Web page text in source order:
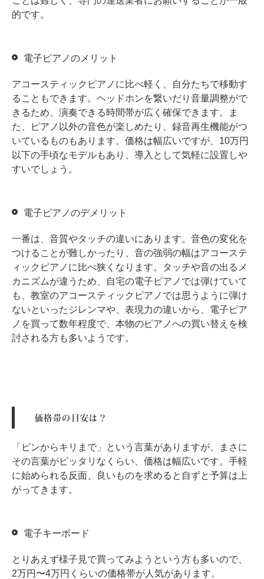
的です。
電子ピアノのメリット
アコースティックピアノに比べ軽く、自分たちで移動す
ることもできます。ヘッドホンを繋いだり音量調整がで
きるため、演奏できる時間帯が広く確保できます。ま
た、ピアノ以外の音色が楽しめたり、録音再生機能がつ
いているものもあります。価格は幅広いですが、10万円
以下の手頃なモデルもあり、導入として気軽に設置しや
すいでしょう。
電子ピアノのデメリット
一番は、音質やタッチの違いにあります。音色の変化を
つけることが難しかったり、音の強弱の幅はアコーステ
ィックピアノに比べ狭くなります。タッチや音の出るメ
カニズムが違うため、自宅の電子ピアノでは弾けていて
も、教室のアコースティックピアノでは思うように弾け
ないといったジレンマや、表現力の違いから、電子ピア
ノを買って数年程度で、本物のピアノへの買い替えを検
討される方も多いようです。
価格帯の目安は？
「ピンからキリまで」という言葉がありますが、まさに
その言葉がピッタリなくらい、価格は幅広いです。手軽
に始められる反面、良いものを求めると自ずと予算は上
がってきます。
電子キーボード
とりあえず様子見で買ってみようという方も多いので、
2万円〜4万円くらいの価格帯が人気があります。